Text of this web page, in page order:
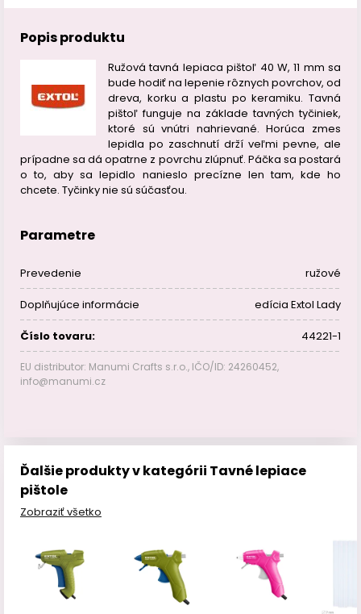
Popis produktu
Ružová tavná lepiaca pištoľ 40 W, 11 mm sa
bude hodiť na lepenie rôznych povrchov, od
dreva, korku a plastu po keramiku. Tavná
pištoľ funguje na základe tavných tyčiniek,
ktoré sú vnútri nahrievané. Horúca zmes
lepidla po zaschnutí drží veľmi pevne, ale
prípadne sa dá opatrne z povrchu zlúpnuť. Páčka sa postará
o to, aby sa lepidlo nanieslo precízne len tam, kde ho
chcete. Tyčinky nie sú súčasťou.
Parametre
Prevedenie ružové
Doplňujúce informácie edícia Extol Lady
Číslo tovaru: 44221-1
EU distributor: Manumi Crafts s.r.o., IČO/ID: 24260452,
info@manumi.cz
Ďalšie produkty v kategórii Tavné lepiace
pištole
Zobraziť všetko